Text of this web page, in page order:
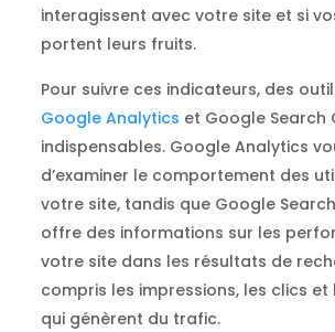
interagissent avec votre site et si
portent leurs fruits.
Pour suivre ces indicateurs, des
Google Analytics et Google Search
indispensables. Google Analytics
d’examiner le comportement des
votre site, tandis que Google
offre des informations sur les
votre site dans les résultats de
compris les impressions, les clics
qui génèrent du trafic.